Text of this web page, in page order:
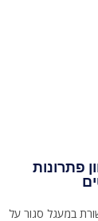
פתרונות